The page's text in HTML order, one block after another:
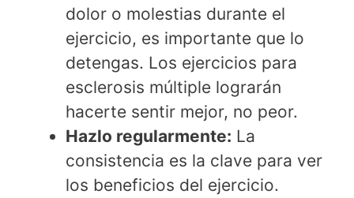
dolor o molestias durante el
ejercicio, es importante que lo
detengas. Los ejercicios para
esclerosis múltiple lograrán
hacerte sentir mejor, no peor.
Hazlo regularmente: La
consistencia es la clave para ver
los beneficios del ejercicio.